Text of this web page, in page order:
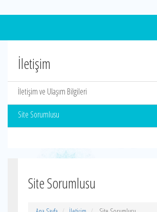
İletişim
İletişim ve Ulaşım Bilgileri
Site Sorumlusu
Site Sorumlusu